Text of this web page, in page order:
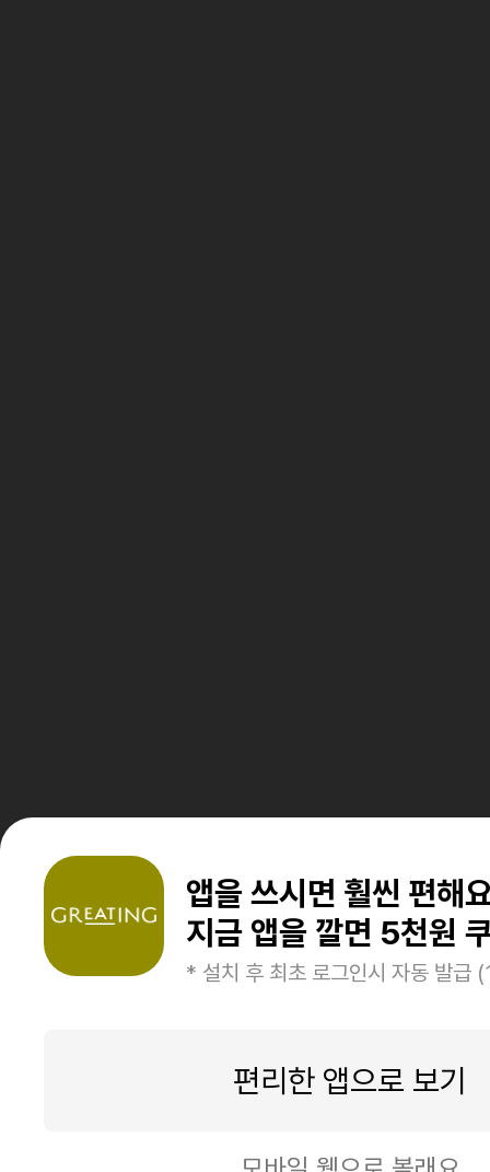
앱을 쓰시면 훨씬 편해
지금 앱을 깔면 5천원
* 설치 후 최초 로그인시 자동 발급
편리한 앱으로 보기